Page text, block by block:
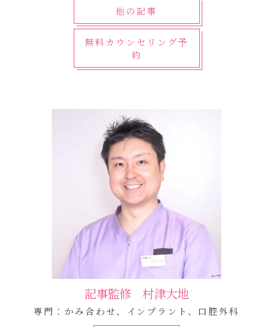
他の記事
無料カウンセリング予
約
記事監修 村津大地
専門：かみ合わせ、インプラント、口腔外科